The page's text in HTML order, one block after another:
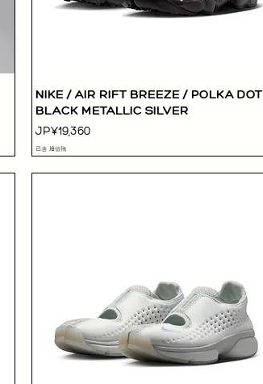
快速瀏覽
NIKE / AIR RIFT BREEZE / POLKA DOT
BLACK METALLIC SILVER
價格
JP¥19,360
已含 增值税